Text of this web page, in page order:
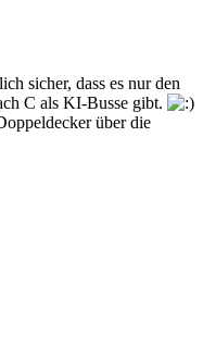
sicher, dass es nur den
C als KI-Busse gibt.
über die